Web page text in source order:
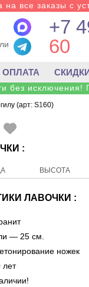
все заказы с
+7
60
ОПЛАТА
без исключения!
(арт: S160)
:
ВЫСОТА
ЛАВОЧКИ :
— 25 см.
ножек
лет